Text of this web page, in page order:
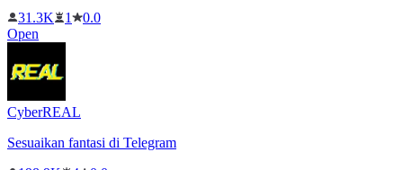
31.3K
1
0.0
Open
CyberREAL
Sesuaikan fantasi di Telegram